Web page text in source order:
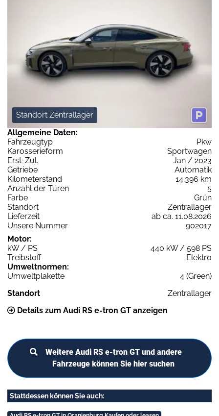
Standort Zentrallager
Allgemeine Daten:
Fahrzeugtyp
Pkw
Karosserieform
Sportwagen
Erst-Zul.
Jan / 2023
Getriebe
Automatik
Kilometerstand
14.396 km
Anzahl der Türen
5
Farbe
Grün
Standort
Zentrallager
Lieferzeit
ab ca. 11.08.2026
Unsere Nummer
902017
Motor:
kW / PS
440 kW / 598 PS
Treibstoff
Elektro
Umweltnormen:
Umweltplakette
4 (Green)
Standort
Zentrallager
Details zum Audi RS e-tron GT anzeigen
Weitere Audi RS e-tron GT und andere
Fahrzeuge können Sie hier suchen
Stattdessen können Sie auch: